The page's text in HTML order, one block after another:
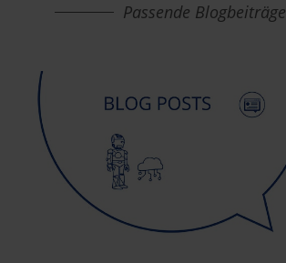
Passende Blogbeiträge